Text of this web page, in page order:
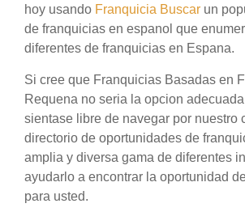
hoy usando Franquicia Buscar un
de franquicias en espanol que
diferentes de franquicias en Espana.
Si cree que Franquicias Basadas en
Requena no seria la opcion
sientase libre de navegar por nuestro
directorio de oportunidades de
amplia y diversa gama de diferentes
ayudarlo a encontrar la oportunidad
para usted.